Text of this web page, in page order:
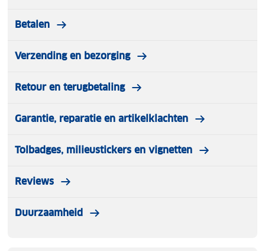
Betalen
Verzending en bezorging
Retour en terugbetaling
Garantie, reparatie en artikelklachten
Tolbadges, milieustickers en vignetten
Reviews
Duurzaamheid